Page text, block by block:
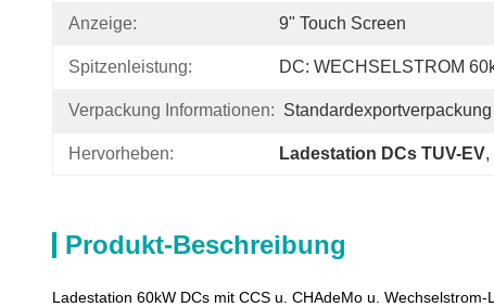
Anzeige: 9" Touch Screen
Spitzenleistung: DC: WECHSELSTROM
Verpackung Informationen: Standardexportverpackung
Hervorheben: Ladestation DCs TUV-EV,
Produkt-Beschreibung
Ladestation 60kW DCs mit CCS u. CHAdeMo u.